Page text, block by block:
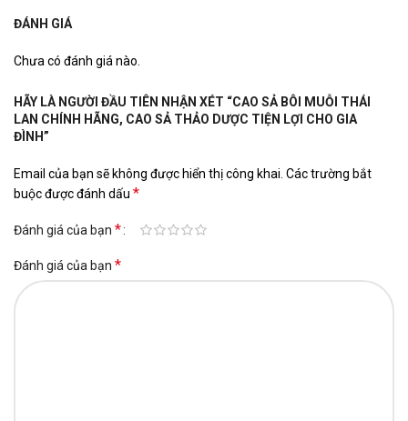
ĐÁNH GIÁ
Chưa có đánh giá nào.
HÃY LÀ NGƯỜI ĐẦU TIÊN NHẬN XÉT “CAO SẢ BÔI MUỖI THÁI
LAN CHÍNH HÃNG, CAO SẢ THẢO DƯỢC TIỆN LỢI CHO GIA
ĐÌNH”
Email của bạn sẽ không được hiển thị công khai. Các trường bắt
buộc được đánh dấu *
Đánh giá của bạn *
Đánh giá của bạn *